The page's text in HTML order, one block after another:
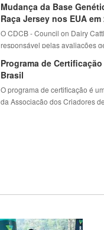
Mudança da Base
Raça Jersey nos EUA em
O CDCB - Council on Dairy
responsável pelas avaliações
Programa de
Brasil
O programa de certificação é
da Associação dos Criadores